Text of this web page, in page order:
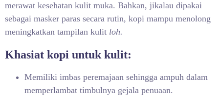
merawat kesehatan kulit muka. Bahkan, jikalau dipakai
sebagai masker paras secara rutin, kopi mampu menolong
meningkatkan tampilan kulit loh.
Khasiat kopi untuk kulit:
Memiliki imbas peremajaan sehingga ampuh dalam
memperlambat timbulnya gejala penuaan.